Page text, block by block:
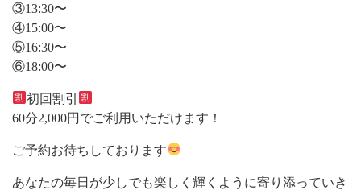
③13:30〜
④15:00〜
⑤16:30〜
⑥18:00〜
初回割引
60分2,000円でご利用いただけます！
ご予約お待ちしております
あなたの毎日が少しでも楽しく輝くように寄り添っていき